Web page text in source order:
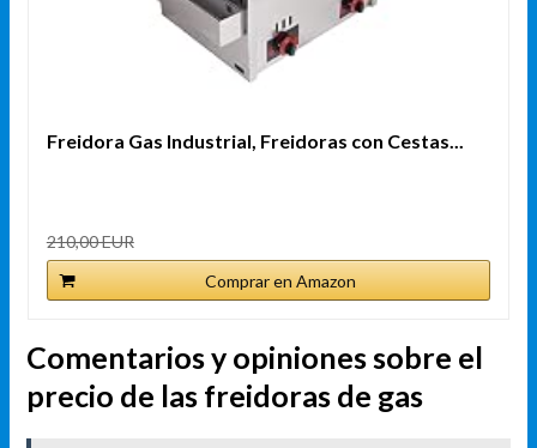
Freidora Gas Industrial, Freidoras con Cestas...
210,00 EUR
Comprar en Amazon
Comentarios y opiniones sobre el
precio de las freidoras de gas